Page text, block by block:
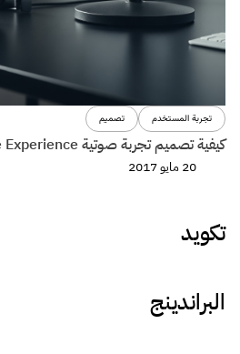
تجربة المستخدم تصميم
كيفية تصميم تجربة صوتية Voice Experience الجزء الأول
20 مايو 2017
تكويد
البراندينج